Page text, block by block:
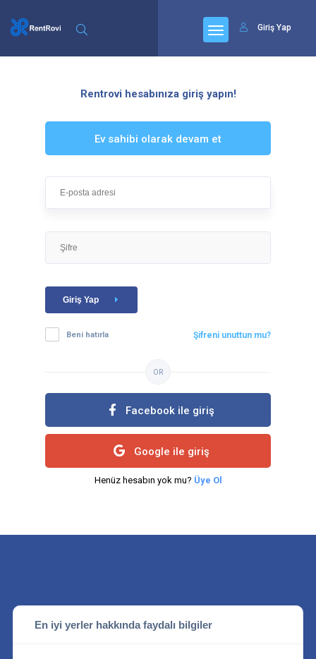
Giriş Yap
Rentrovi hesabınıza giriş yapın!
Ev sahibi olarak devam et
Giriş Yap
Beni hatırla Şifreni unuttun mu?
OR
Facebook ile giriş
Google ile giriş
Henüz hesabın yok mu? Üye Ol
En iyi yerler hakkında faydalı bilgiler